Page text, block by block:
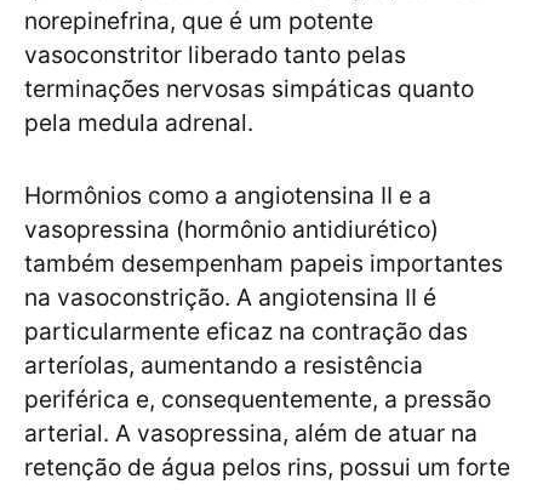
norepinefrina, que é um potente
vasoconstritor liberado tanto pelas
terminações nervosas simpáticas quanto
pela medula adrenal.
Hormônios como a angiotensina II e a
vasopressina (hormônio antidiurético)
também desempenham papeis importantes
na vasoconstrição. A angiotensina II é
particularmente eficaz na contração das
arteríolas, aumentando a resistência
periférica e, consequentemente, a pressão
arterial. A vasopressina, além de atuar na
retenção de água pelos rins, possui um forte